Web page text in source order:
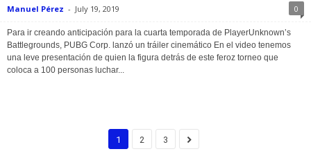
Manuel Pérez - July 19, 2019 0
Para ir creando anticipación para la cuarta temporada de PlayerUnknown’s
Battlegrounds, PUBG Corp. lanzó un tráiler cinemático En el video tenemos
una leve presentación de quien la figura detrás de este feroz torneo que
coloca a 100 personas luchar...
1 2 3